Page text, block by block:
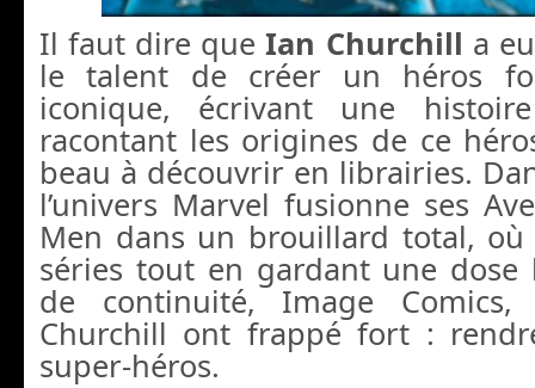
Il faut dire queIan Churchill a
le talent de créer un héros
iconique, écrivant une
racontant les origines de ce
beau à découvrir en librairies.
l’univers Marvel fusionne ses
Men dans un brouillard total, où
séries tout en gardant une dose
de continuité, Image
Churchill ont frappé fort :
super-héros.